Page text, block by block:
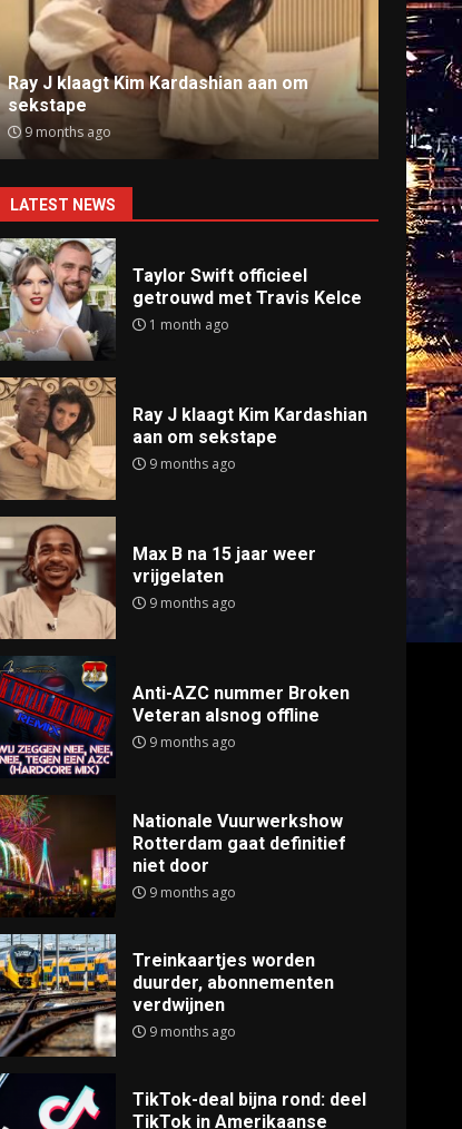
Ray J klaagt Kim Kardashian aan om
sekstape
9 months ago
Anti-
9
LATEST NEWS
Taylor Swift officieel
getrouwd met Travis Kelce
1 month ago
Ray J klaagt Kim Kardashian
aan om sekstape
9 months ago
Max B na 15 jaar weer
vrijgelaten
9 months ago
Anti-AZC nummer Broken
Veteran alsnog offline
9 months ago
Nationale Vuurwerkshow
Rotterdam gaat definitief
niet door
9 months ago
Treinkaartjes worden
duurder, abonnementen
verdwijnen
9 months ago
TikTok-deal bijna rond: deel
TikTok in Amerikaanse